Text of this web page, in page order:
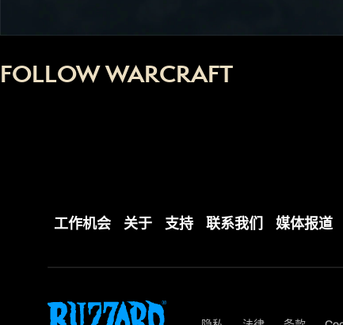
FOLLOW WARCRAFT